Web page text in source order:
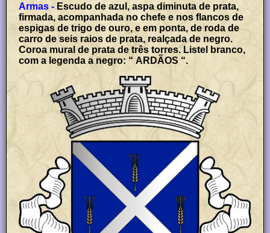
Armas - Escudo de azul, aspa diminuta de prata,
firmada, acompanhada no chefe e nos flancos de
espigas de trigo de ouro, e em ponta, de roda de
carro de seis raios de prata, realçada de negro.
Coroa mural de prata de três torres. Listel branco,
com a legenda a negro: “ ARDÃOS “.